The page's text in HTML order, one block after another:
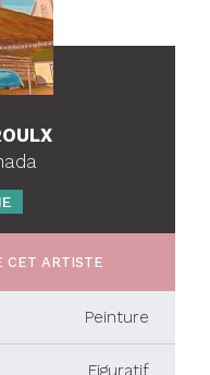
CET ARTISTE
Peinture
Figuratif